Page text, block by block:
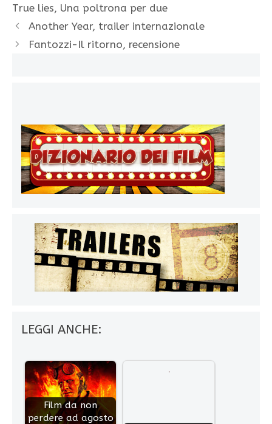
True lies, Una poltrona per due
Another Year, trailer internazionale
Fantozzi-Il ritorno, recensione
LEGGI ANCHE:
Film da non
perdere ad agosto